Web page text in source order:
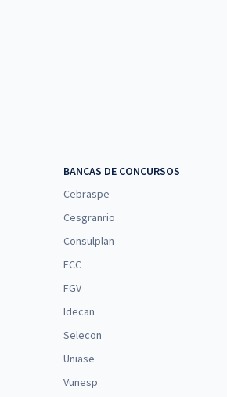
BANCAS DE CONCURSOS
Cebraspe
Cesgranrio
Consulplan
FCC
FGV
Idecan
Selecon
Uniase
Vunesp